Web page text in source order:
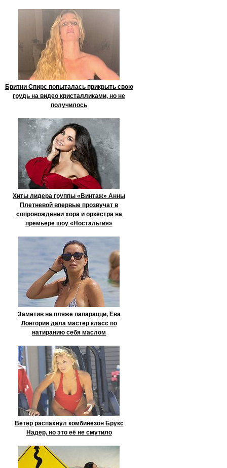
Бритни Спирс попыталась прикрыть свою
грудь на видео кристалликами, но не
получилось
Хиты лидера группы «Винтаж» Анны
Плетневой впервые прозвучат в
сопровождении хора и оркестра на
премьере шоу «Ностальгия»
Заметив на пляже папарацци, Ева
Лонгория дала мастер класс по
натиранию себя маслом
Ветер распахнул комбинезон Брукс
Надер, но это её не смутило